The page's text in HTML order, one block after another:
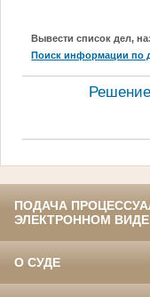
Вывести список дел,
Поиск информации по
ПОДАЧА
ЭЛЕКТРОННОМ ВИДЕ
О СУДЕ